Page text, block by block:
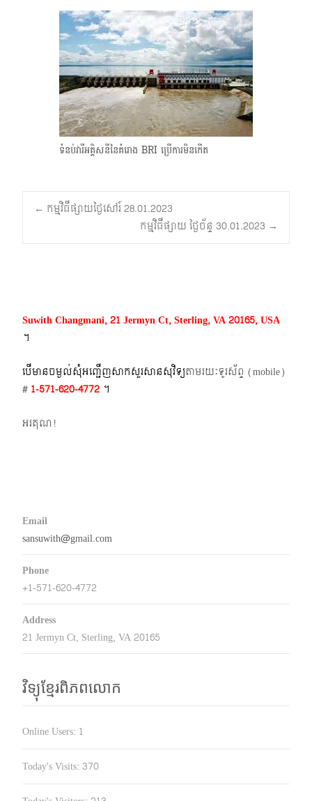
ទំនប់វារីអគ្គិសនីនៃគំរោង BRI ប្រើការមិនកើត
Post
navigation
← កម្មវិធីផ្សាយថ្ងៃសៅរ៍ 28.01.2023
កម្មវិធីផ្សាយ ថ្ងៃច័ន្ទ 30.01.2023 →
Suwith Changmani, 21 Jermyn Ct, Sterling, VA 20165, USA
។​
បើមានចម្ងល់​សុំអញ្ជើញសាកសួរសានសុវិទ្យតាមរយៈទូរស័ព្ទ​ (mobile)​
# 1-571-620-4772​ ។
អរគុណ!
Email
sansuwith@gmail.com
Phone
+1-571-620-4772
Address
21 Jermyn Ct, Sterling, VA 20165
វិទ្យុខ្មែរពិភពលោក
Online Users: 1
Today's Visits: 370